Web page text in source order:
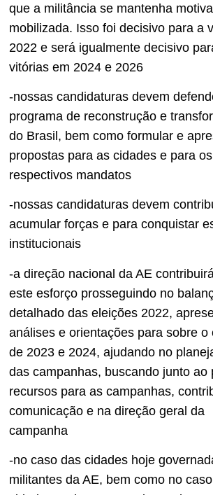
que a militância se mantenha
mobilizada. Isso foi decisivo para a
2022 e será igualmente decisivo
vitórias em 2024 e 2026
-nossas candidaturas devem
programa de reconstrução e
do Brasil, bem como formular e
propostas para as cidades e para os
respectivos mandatos
-nossas candidaturas devem
acumular forças e para conquistar
institucionais
-a direção nacional da AE
este esforço prosseguindo no
detalhado das eleições 2022,
análises e orientações para sobre o
de 2023 e 2024, ajudando no
das campanhas, buscando junto ao
recursos para as campanhas,
comunicação e na direção geral da
campanha
-no caso das cidades hoje
militantes da AE, bem como no